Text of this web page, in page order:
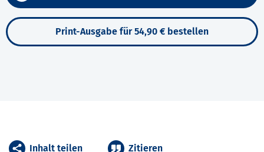
Print-Ausgabe für 54,90 € bestellen
Inhalt teilen Zitieren